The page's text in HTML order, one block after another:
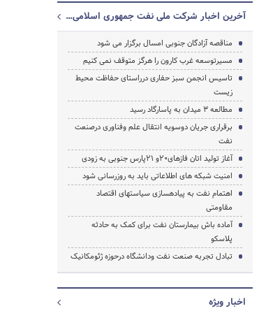
آخرین اخبار شرکت ملی نفت جمهوری اسلامی ایران
مناقصه آزادگان جنوبی امسال برگزار می شود
مسیرتوسعه غرب کارون را هرگز متوقف نمی کنیم
تاسیس انجمن سبز حفاری درراستای حفاظت محیط
زیست
مطالعه 3 میدان به پاسارگاد رسید
برقراری جریان دوسویه انتقال علم وفناوری درصنعت
نفت
آغاز تولید اتان فازهای20و 21پارس جنوبی به زودی
امنیت شبکه های اطلاعاتی باید به روزرسانی شود
اهتمام نفت به پیاده‎سازی سیاست‎های اقتصاد
مقاومتی
آماده باش بیمارستان نفت برای کمک به حادثه
پلاسکو
تبادل تجربه صنعت نفت ودانشگاه درحوزه ژئومکانیک
اخبار ویژه